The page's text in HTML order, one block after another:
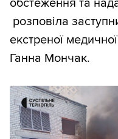
обстеження та
розповіла
екстреної
Ганна Мончак.